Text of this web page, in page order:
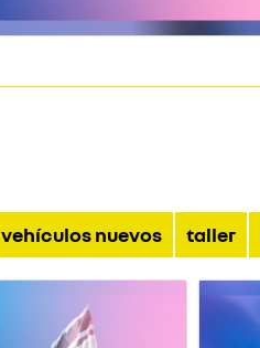
vehículos nuevos taller